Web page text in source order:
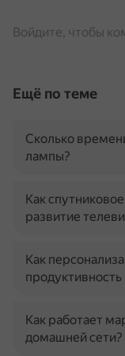
Войдите, чтобы
Ещё по теме
Сколько
лампы?
Как
развитие
Как
Как работает
домашней сети?